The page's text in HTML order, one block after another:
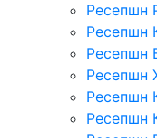
Ресепшн
Ресепшн
Ресепшн
Ресепшн
Ресепшн
Ресепшн